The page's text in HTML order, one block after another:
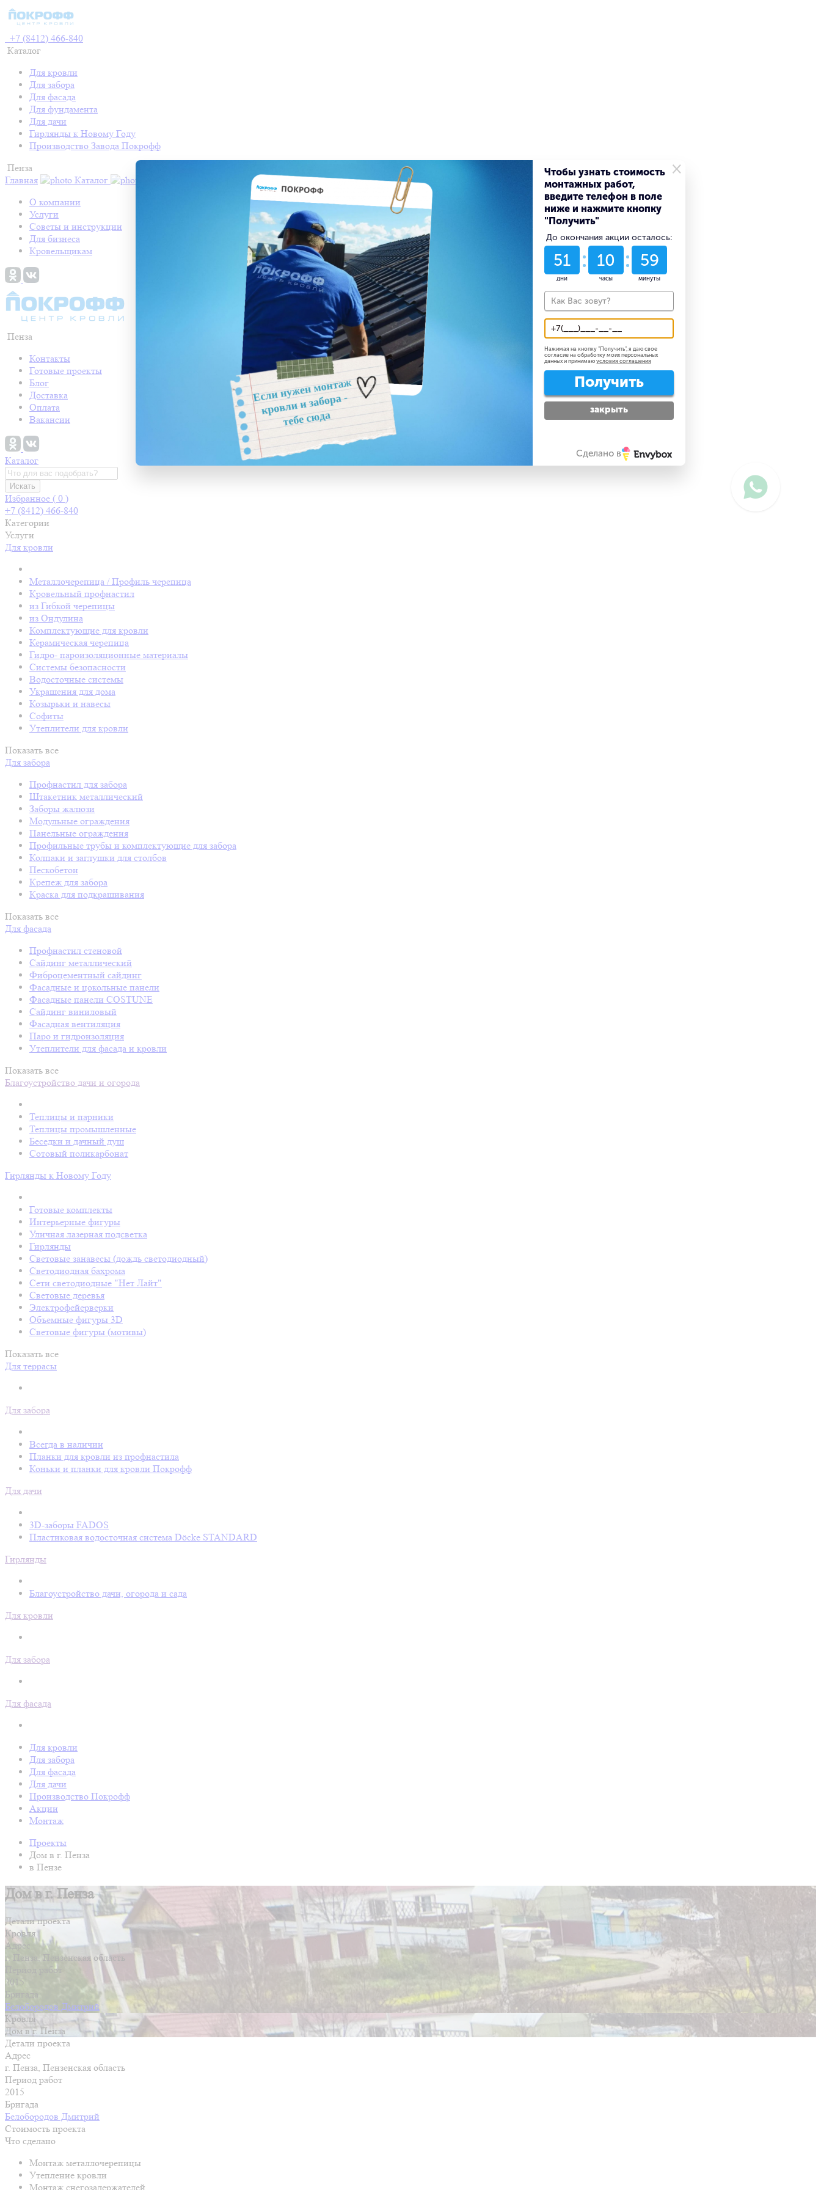
+7 (8412) 466-840
Каталог
Для кровли
Для забора
Для фасада
Для фундамента
Для дачи
Гирлянды к Новому Году
Производство Завода Покрофф
Пенза
Главная
Каталог Готовые проекты Блог Доставка Оплата Вакансии
О компании
Услуги
Советы и инструкции
Для бизнеса
Кровельщикам
Пенза
Контакты
Готовые проекты
Блог
Доставка
Оплата
Вакансии
Каталог
Искать
Избранное ( 0 )
+7 (8412) 466-840
Категории
Услуги
Для кровли
Металлочерепица / Профиль черепица
Кровельный профнастил
из Гибкой черепицы
из Ондулина
Комплектующие для кровли
Керамическая черепица
Гидро- пароизоляционные материалы
Системы безопасности
Водосточные системы
Украшения для дома
Козырьки и навесы
Софиты
Утеплители для кровли
Показать все
Для забора
Профнастил для забора
Штакетник металлический
Заборы жалюзи
Модульные ограждения
Панельные ограждения
Профильные трубы и комплектующие для забора
Колпаки и заглушки для столбов
Пескобетон
Крепеж для забора
Краска для подкрашивания
Показать все
Для фасада
Профнастил стеновой
Сайдинг металлический
Фиброцементный сайдинг
Фасадные и цокольные панели
Фасадные панели COSTUNE
Сайдинг виниловый
Фасадная вентиляция
Паро и гидроизоляция
Утеплители для фасада и кровли
Показать все
Благоустройство дачи и огорода
Теплицы и парники
Теплицы промышленные
Беседки и дачный душ
Сотовый поликарбонат
Гирлянды к Новому Году
Готовые комплекты
Интерьерные фигуры
Уличная лазерная подсветка
Гирлянды
Световые занавесы (дождь светодиодный)
Светодиодная бахрома
Сети светодиодные "Нет Лайт"
Световые деревья
Электрофейерверки
Объемные фигуры 3D
Световые фигуры (мотивы)
Показать все
Для террасы
Для забора
Всегда в наличии
Планки для кровли из профнастила
Коньки и планки для кровли Покрофф
Для дачи
3D-заборы FADOS
Пластиковая водосточная система Döcke STANDARD
Гирлянды
Благоустройство дачи, огорода и сада
Для кровли
Для забора
Для фасада
Для кровли
Для забора
Для фасада
Для дачи
Производство Покрофф
Акции
Монтаж
Проекты
Дом в г. Пенза
в Пензе
Дом в г. Пенза
Детали проекта
Кровля
Адрес
г. Пенза, Пензенская область
Период работ
2015
Бригада
Белобородов Дмитрий
Кровля
Дом в г. Пенза
Детали проекта
Адрес
г. Пенза, Пензенская область
Период работ
2015
Бригада
Белобородов Дмитрий
Стоимость проекта
Что сделано
Монтаж металлочерепицы
Утепление кровли
Монтаж снегозадержателей
×
Чтобы узнать стоимость
монтажных работ,
введите телефон в поле
ниже и нажмите кнопку
"Получить"
До окончания акции осталось:
51
дни
10
часы
59
минуты
Нажимая на кнопку "Получить", я даю свое
согласие на обработку моих персональных
данных и принимаю условия соглашения
Получить
закрыть
Сделано в